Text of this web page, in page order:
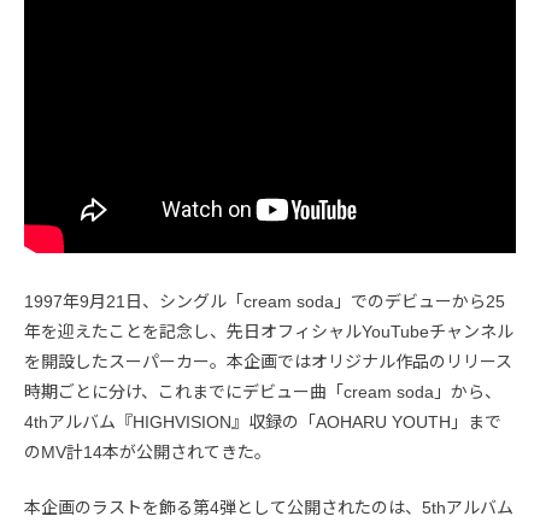
1997年9月21日、シングル「cream soda」でのデビューから25
年を迎えたことを記念し、先日オフィシャルYouTubeチャンネル
を開設したスーパーカー。本企画ではオリジナル作品のリリース
時期ごとに分け、これまでにデビュー曲「cream soda」から、
4thアルバム『HIGHVISION』収録の「AOHARU YOUTH」まで
のMV計14本が公開されてきた。
本企画のラストを飾る第4弾として公開されたのは、5thアルバム